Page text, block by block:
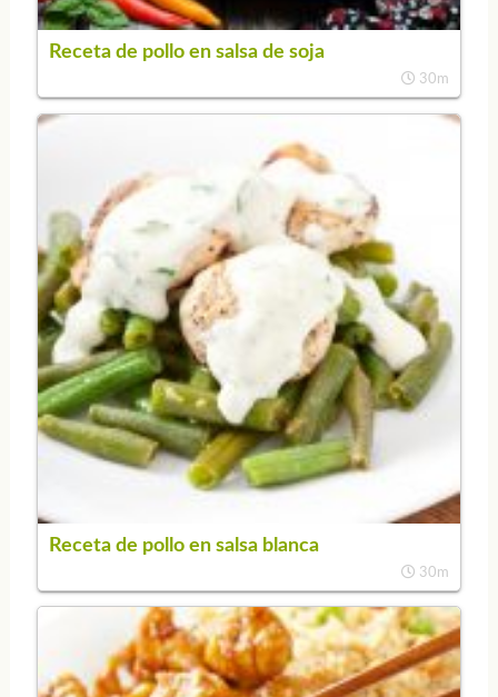
Receta de pollo en salsa de soja
30m
Receta de pollo en salsa blanca
30m